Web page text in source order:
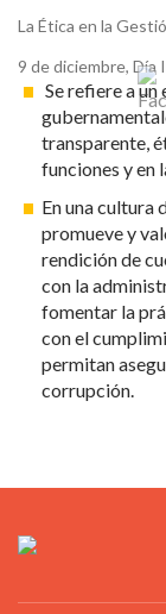
La Ética en la
9 de diciembre,
Se refiere a
transparente,
funciones y en
En una cultura
promueve y
rendición de
con la
fomentar la
con el
permitan
corrupción.